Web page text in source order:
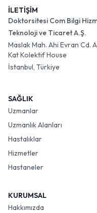
İLETİŞİM
Doktorsitesi Com Bilgi
Teknoloji ve Ticaret A.Ş.
Maslak Mah. Ahi Evran Cd.
Kat Kolektif House
İstanbul, Türkiye
SAĞLIK
Uzmanlar
Uzmanlık Alanları
Hastalıklar
Hizmetler
Hastaneler
KURUMSAL
Hakkımızda